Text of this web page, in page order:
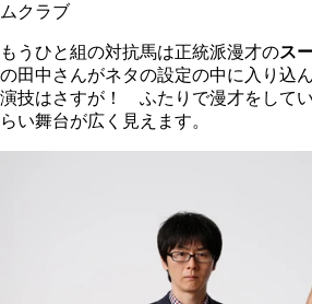
ムクラブ
もうひと組の対抗馬は正統派漫才のス
の田中さんがネタの設定の中に入り込
演技はさすが！ ふたりで漫才をして
らい舞台が広く見えます。